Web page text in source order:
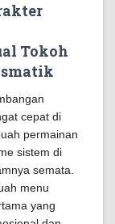
Tokoh
cepat di
permainan
sistem di
semata.
menu
yang